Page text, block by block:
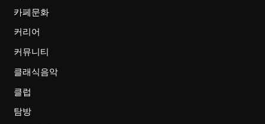
카페문화
커리어
커뮤니티
클래식음악
클럽
탐방